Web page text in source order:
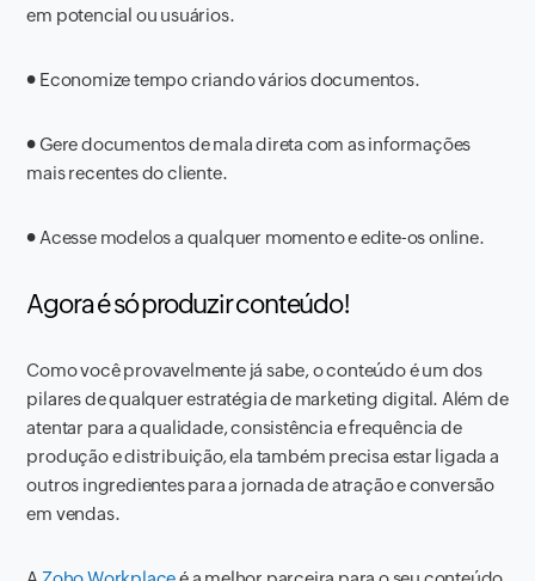
em potencial ou usuários.
● Economize tempo criando vários documentos.
●Gere documentos de mala direta com as informações
mais recentes do cliente.
● Acesse modelos a qualquer momento e edite-os online.
Agora é só produzir conteúdo!
Como você provavelmente já sabe, o conteúdo é um dos
pilares de qualquer estratégia de marketing digital. Além de
atentar para a qualidade, consistência e frequência de
produção e distribuição, ela também precisa estar ligada a
outros ingredientes para a jornada de atração e conversão
em vendas.